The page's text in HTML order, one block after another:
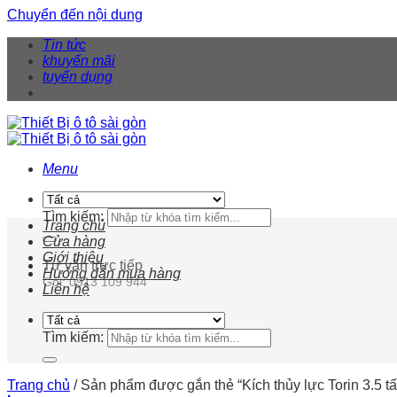
Chuyển đến nội dung
Tin tức
khuyến mãi
tuyển dụng
Menu
Tìm kiếm:
Tư vấn trực tiếp
Gọi: 0913 109 944
Trang chủ
Cửa hàng
Giới thiệu
Hướng dẫn mua hàng
Liên hệ
Tìm kiếm:
Trang chủ /Sản phẩm được gắn thẻ “Kích thủy lực Torin 3.5